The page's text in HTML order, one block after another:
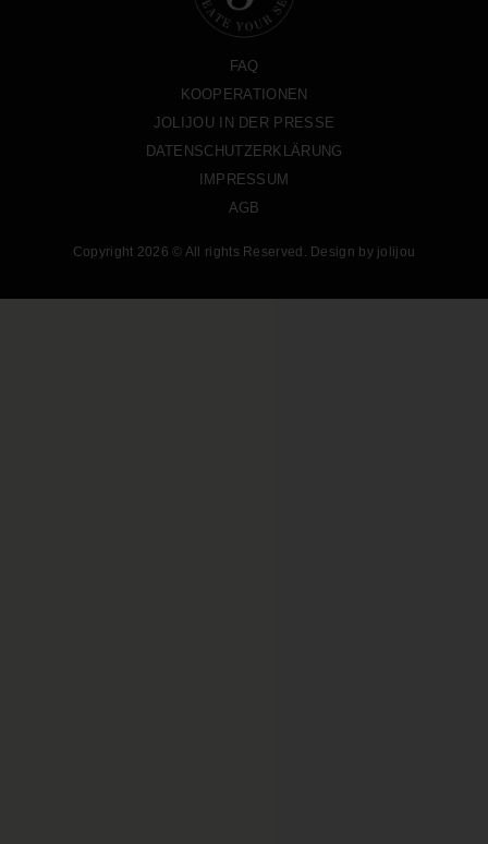
FAQ
KOOPERATIONEN
JOLIJOU IN DER PRESSE
DATENSCHUTZERKLÄRUNG
IMPRESSUM
AGB
Copyright 2026 © All rights Reserved. Design by jolijou